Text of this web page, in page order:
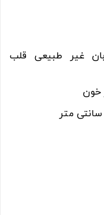
غیر طبیعی قلب
خون